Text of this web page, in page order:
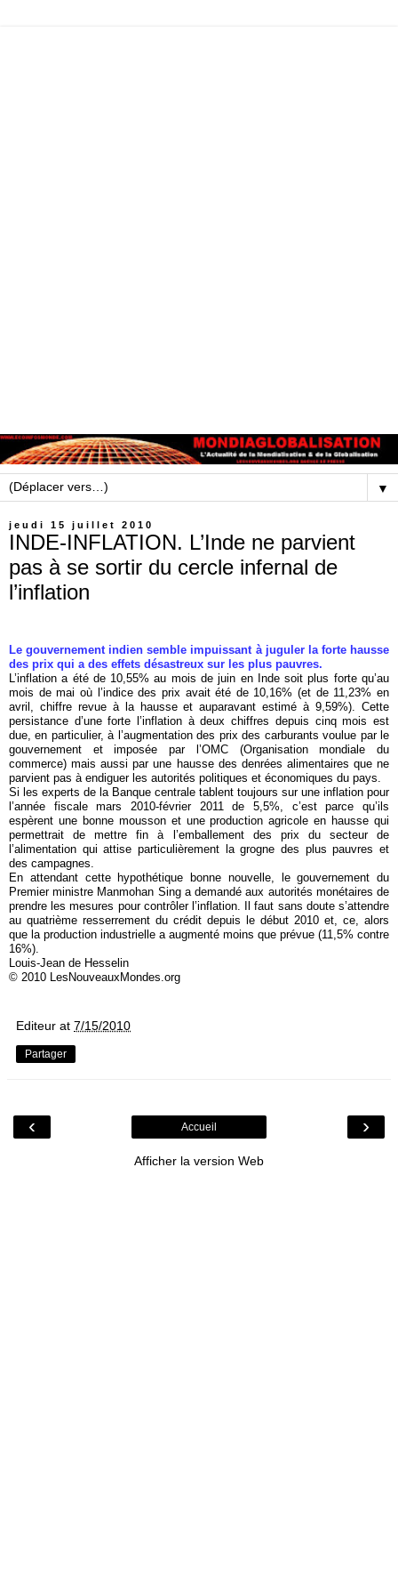
▼
jeudi 15 juillet 2010
INDE-INFLATION. L’Inde ne parvient
pas à se sortir du cercle infernal de
l’inflation
Le gouvernement indien semble impuissant à juguler la forte hausse
des prix qui a des effets désastreux sur les plus pauvres.
L’inflation a été de 10,55% au mois de juin en Inde soit plus forte qu’au
mois de mai où l’indice des prix avait été de 10,16% (et de 11,23% en
avril, chiffre revue à la hausse et auparavant estimé à 9,59%). Cette
persistance d’une forte l’inflation à deux chiffres depuis cinq mois est
due, en particulier, à l’augmentation des prix des carburants voulue par le
gouvernement et imposée par l’OMC (Organisation mondiale du
commerce) mais aussi par une hausse des denrées alimentaires que ne
parvient pas à endiguer les autorités politiques et économiques du pays.
Si les experts de la Banque centrale tablent toujours sur une inflation pour
l’année fiscale mars 2010-février 2011 de 5,5%, c’est parce qu’ils
espèrent une bonne mousson et une production agricole en hausse qui
permettrait de mettre fin à l’emballement des prix du secteur de
l’alimentation qui attise particulièrement la grogne des plus pauvres et
des campagnes.
En attendant cette hypothétique bonne nouvelle, le gouvernement du
Premier ministre Manmohan Sing a demandé aux autorités monétaires de
prendre les mesures pour contrôler l’inflation. Il faut sans doute s’attendre
au quatrième resserrement du crédit depuis le début 2010 et, ce, alors
que la production industrielle a augmenté moins que prévue (11,5% contre
16%).
Louis-Jean de Hesselin
© 2010 LesNouveauxMondes.org
Editeur at 7/15/2010
Partager
‹ ›
Accueil
Afficher la version Web